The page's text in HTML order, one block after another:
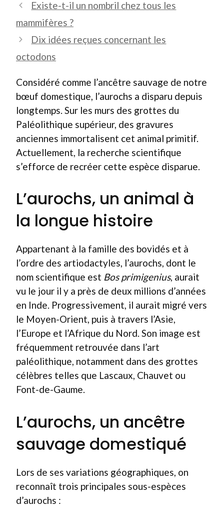
Existe-t-il un nombril chez tous les
mammifères ?
Dix idées reçues concernant les
octodons
Considéré comme l’ancêtre sauvage de notre
bœuf domestique, l’aurochs a disparu depuis
longtemps. Sur les murs des grottes du
Paléolithique supérieur, des gravures
anciennes immortalisent cet animal primitif.
Actuellement, la recherche scientifique
s’efforce de recréer cette espèce disparue.
L’aurochs, un animal à
la longue histoire
Appartenant à la famille des bovidés et à
l’ordre des artiodactyles, l’aurochs, dont le
nom scientifique est Bos primigenius, aurait
vu le jour il y a près de deux millions d’années
en Inde. Progressivement, il aurait migré vers
le Moyen-Orient, puis à travers l’Asie,
l’Europe et l’Afrique du Nord. Son image est
fréquemment retrouvée dans l’art
paléolithique, notamment dans des grottes
célèbres telles que Lascaux, Chauvet ou
Font-de-Gaume.
L’aurochs, un ancêtre
sauvage domestiqué
Lors de ses variations géographiques, on
reconnaît trois principales sous-espèces
d’aurochs :